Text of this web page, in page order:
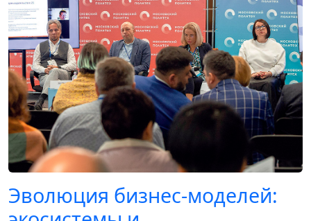
Эволюция бизнес-моделей: